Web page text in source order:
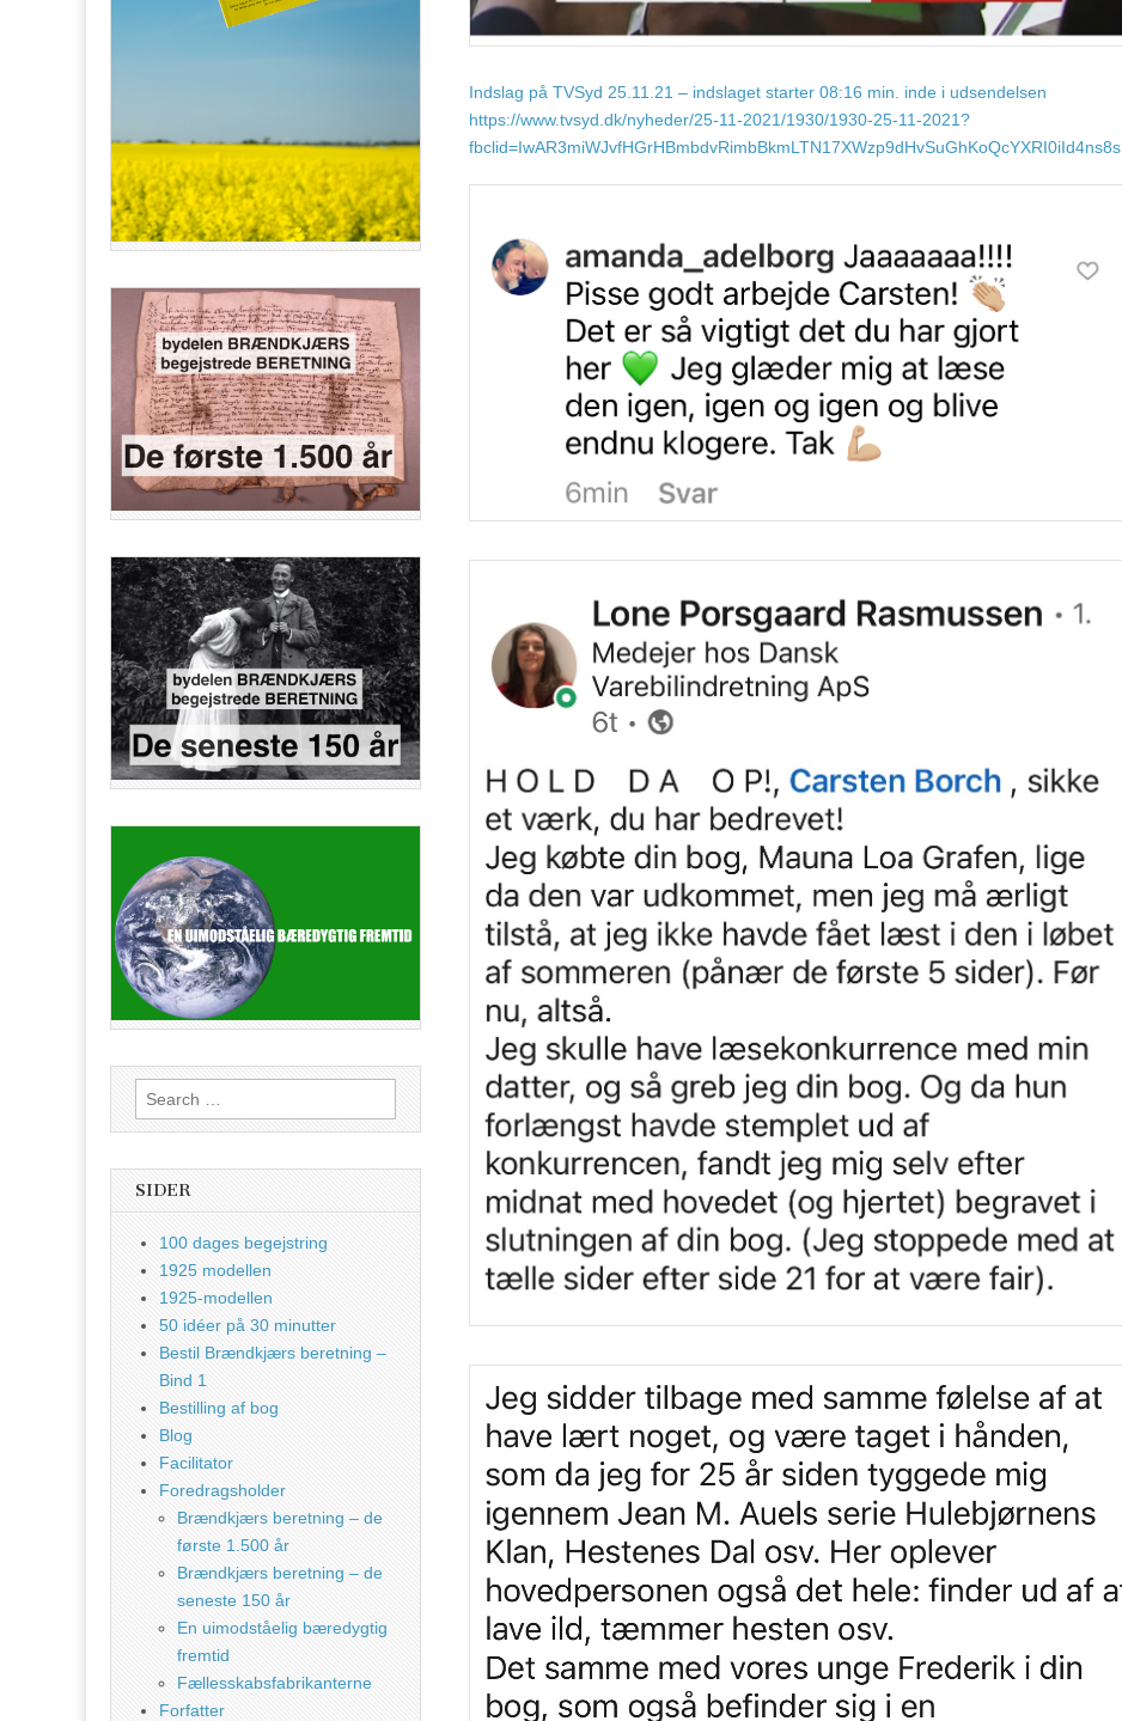
Indslag på TVSyd 25.11.21 – indslaget starter 08:16 min. inde i udsendelsen
https://www.tvsyd.dk/nyheder/25-11-2021/1930/1930-25-11-2021?
fbclid=IwAR3miWJvfHGrHBmbdvRimbBkmLTN17XWzp9dHvSuGhKoQcYXRI0iId4ns8s
Search
for:
SIDER
100 dages begejstring
1925 modellen
1925-modellen
50 idéer på 30 minutter
Bestil Brændkjærs beretning –
Bind 1
Bestilling af bog
Blog
Facilitator
Foredragsholder
Brændkjærs beretning – de
første 1.500 år
Brændkjærs beretning – de
seneste 150 år
En uimodståelig bæredygtig
fremtid
Fællesskabsfabrikanterne
Forfatter